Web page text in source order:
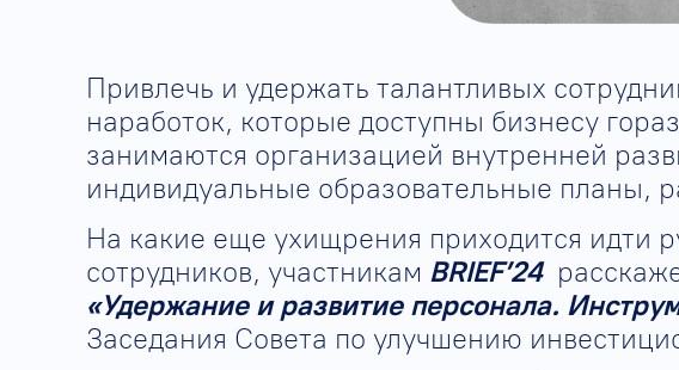
Привлечь и удержать талантливых
наработок, которые доступны бизнесу
занимаются организацией внутренней
индивидуальные образовательные планы,
На какие еще ухищрения приходится идти
сотрудников, участникам BRIEF’24
«Удержание и развитие персонала.
Заседания Совета по улучшению